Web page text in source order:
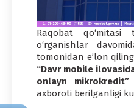
Raqobat qo‘mitasi
o‘rganishlar
tomonidan e’lon
“Davr mobile
onlayn mikrokredit”
axboroti berilganligi